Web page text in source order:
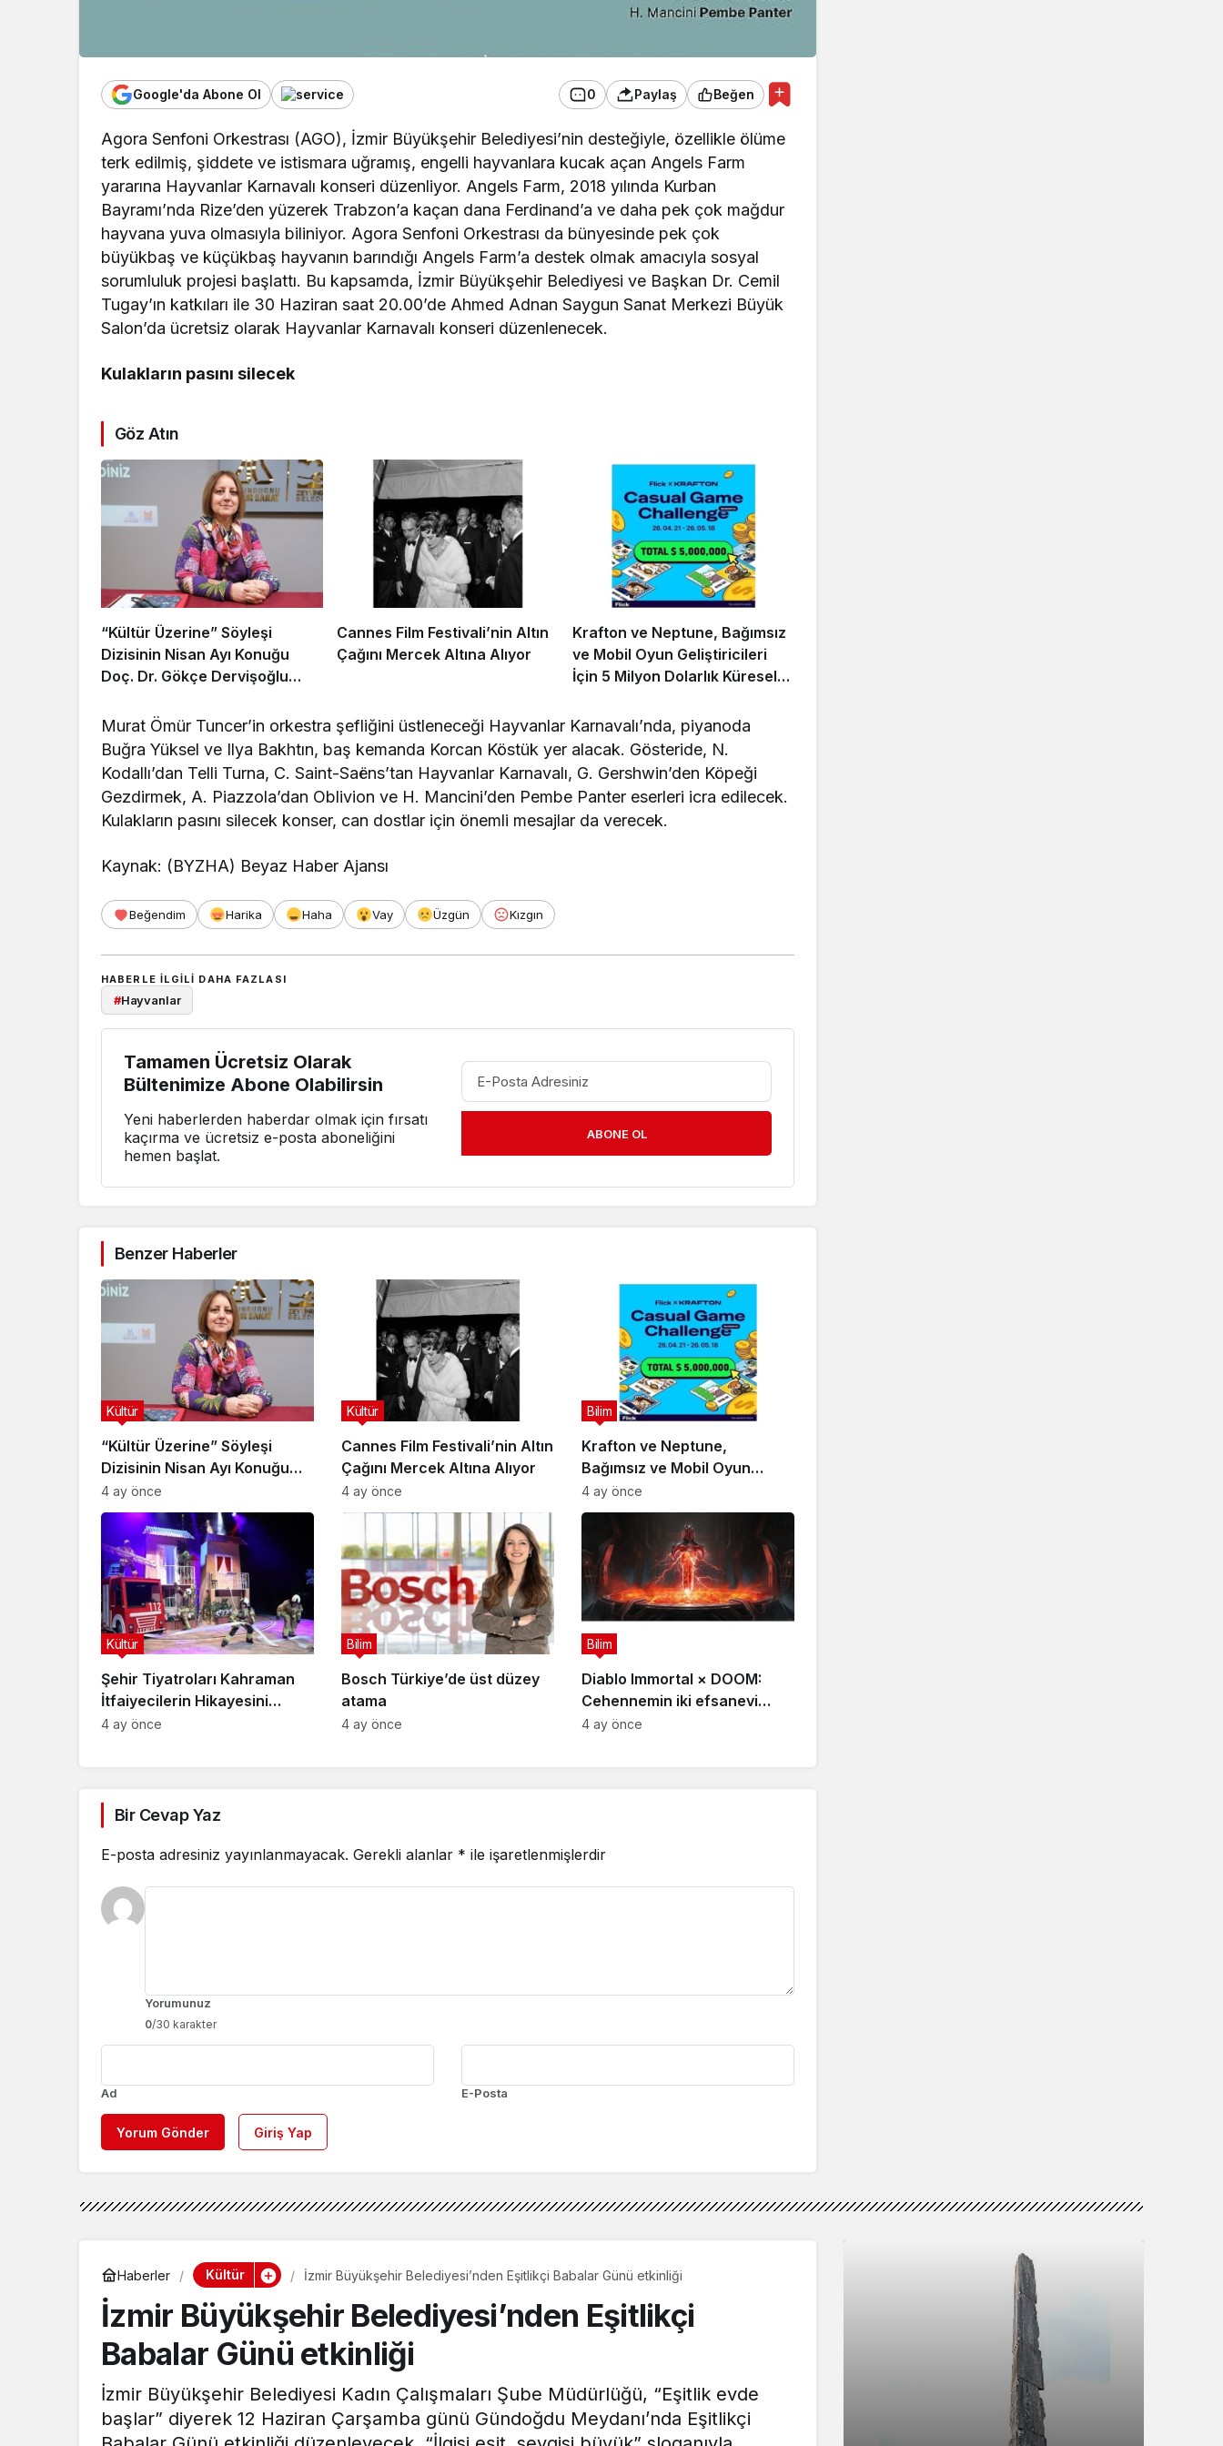
Google'da Abone Ol 0 Paylaş Beğen
Agora Senfoni Orkestrası (AGO), İzmir Büyükşehir Belediyesi’nin desteğiyle, özellikle ölüme
terk edilmiş, şiddete ve istismara uğramış, engelli hayvanlara kucak açan Angels Farm
yararına Hayvanlar Karnavalı konseri düzenliyor. Angels Farm, 2018 yılında Kurban
Bayramı’nda Rize’den yüzerek Trabzon’a kaçan dana Ferdinand’a ve daha pek çok mağdur
hayvana yuva olmasıyla biliniyor. Agora Senfoni Orkestrası da bünyesinde pek çok
büyükbaş ve küçükbaş hayvanın barındığı Angels Farm’a destek olmak amacıyla sosyal
sorumluluk projesi başlattı. Bu kapsamda, İzmir Büyükşehir Belediyesi ve Başkan Dr. Cemil
Tugay’ın katkıları ile 30 Haziran saat 20.00’de Ahmed Adnan Saygun Sanat Merkezi Büyük
Salon’da ücretsiz olarak Hayvanlar Karnavalı konseri düzenlenecek.
Kulakların pasını silecek
Göz Atın
“Kültür Üzerine” Söyleşi
Dizisinin Nisan Ayı Konuğu
Doç. Dr. Gökçe Dervişoğlu
Cannes Film Festivali’nin Altın
Çağını Mercek Altına Alıyor
Krafton ve Neptune, Bağımsız
ve Mobil Oyun Geliştiricileri
İçin 5 Milyon Dolarlık Küresel
Murat Ömür Tuncer’in orkestra şefliğini üstleneceği Hayvanlar Karnavalı’nda, piyanoda
Buğra Yüksel ve Ilya Bakhtın, baş kemanda Korcan Köstük yer alacak. Gösteride, N.
Kodallı’dan Telli Turna, C. Saint-Saëns’tan Hayvanlar Karnavalı, G. Gershwin’den Köpeği
Gezdirmek, A. Piazzola’dan Oblivion ve H. Mancini’den Pembe Panter eserleri icra edilecek.
Kulakların pasını silecek konser, can dostlar için önemli mesajlar da verecek.
Kaynak: (BYZHA) Beyaz Haber Ajansı
Beğendim Harika Haha Vay Üzgün Kızgın
HABERLE ILGILI DAHA FAZLASI
#Hayvanlar
Tamamen Ücretsiz Olarak
Bültenimize Abone Olabilirsin
Yeni haberlerden haberdar olmak için fırsatı
kaçırma ve ücretsiz e-posta aboneliğini
hemen başlat.
ABONE OL
Benzer Haberler
“Kültür Üzerine” Söyleşi
Dizisinin Nisan Ayı Konuğu
Doç. Dr. Gökçe Dervişoğlu
Okandan Oldu!
Kültür
4 ay önce
Cannes Film Festivali’nin Altın
Çağını Mercek Altına Alıyor
Kültür
4 ay önce
Krafton ve Neptune,
Bağımsız ve Mobil Oyun
Geliştiricileri İçin 5 Milyon
Dolarlık Küresel Oyun
Yarışmasını Başlattı
Bilim
4 ay önce
Şehir Tiyatroları Kahraman
İtfaiyecilerin Hikayesini
“İtfaiyecinin Sırrı” Oyunuyla
Kültür
4 ay önce
Bosch Türkiye’de üst düzey
atama
Bilim
4 ay önce
Diablo Immortal × DOOM:
Cehennemin iki efsanevi
vizyonu birleşiyor
Bilim
4 ay önce
Bir Cevap Yaz
E-posta adresiniz yayınlanmayacak. Gerekli alanlar * ile işaretlenmişlerdir
Yorumunuz
0/30 karakter
Ad E-Posta
Yorum Gönder Giriş Yap
Haberler Kültür İzmir Büyükşehir Belediyesi’nden Eşitlikçi Babalar Günü etkinliği
İzmir Büyükşehir Belediyesi’nden Eşitlikçi
Babalar Günü etkinliği
İzmir Büyükşehir Belediyesi Kadın Çalışmaları Şube Müdürlüğü, “Eşitlik evde
başlar” diyerek 12 Haziran Çarşamba günü Gündoğdu Meydanı’nda Eşitlikçi